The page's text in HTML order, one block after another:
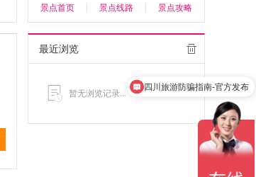
高山气象景观。 西岭雪山分为前山、后
山之说，前山适合于喜好攀登徒步的驴
时，一路的景点有蛙潭、五彩瀑布等，其
景致没有后山有特点。 后山有漂亮的滑
雪场和滑草场，可以从中级滑道边的观景
景点首页 景点线路 景点攻略
最近浏览
暂无浏览记录...
四川旅游防骗指南-官方发布